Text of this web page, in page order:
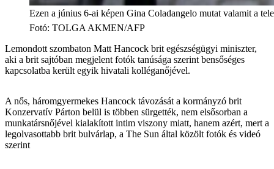
Ezen a június 6-ai képen Gina Coladangelo mutat valamit a
Fotó: TOLGA AKMEN/AFP
Lemondott szombaton Matt Hancock brit egészségügyi miniszter,
aki a brit sajtóban megjelent fotók tanúsága szerint bensőséges
kapcsolatba került egyik hivatali kolléganőjével.
A nős, háromgyermekes Hancock távozását a kormányzó brit
Konzervatív Párton belül is többen sürgették, nem elsősorban a
munkatársnőjével kialakított intim viszony miatt, hanem azért, mert a
legolvasottabb brit bulvárlap, a The Sun által közölt fotók és videó
szerint